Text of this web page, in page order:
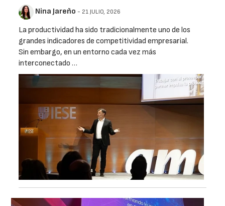
Nina Jareño - 21 JULIO, 2026
La productividad ha sido tradicionalmente uno de los
grandes indicadores de competitividad empresarial.
Sin embargo, en un entorno cada vez más
interconectado …